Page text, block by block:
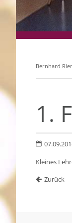
Bernhard
1.
Kleines
Zurück